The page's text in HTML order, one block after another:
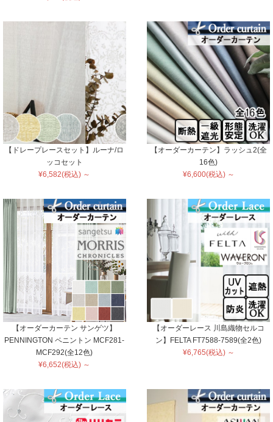
【ドレープレースセット】ルーナ/ロ
ッコセット
¥6,582(税込) ～
【オーダーカーテン】ラッシュ2(全
16色)
¥6,600(税込) ～
【オーダーカーテン サンゲツ】
PENNINGTON ペニントン MCF281-
MCF292(全12色)
¥6,652(税込) ～
【オーダーレース 川島織物セルコ
ン】FELTA FT7588-7589(全2色)
¥6,765(税込) ～